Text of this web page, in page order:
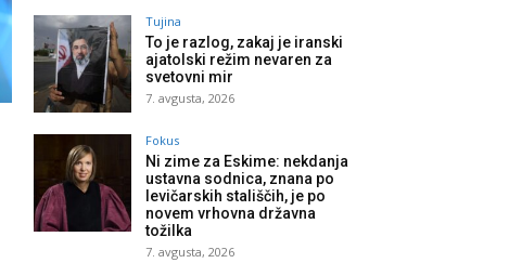
Tujina
To je razlog, zakaj je iranski
ajatolski režim nevaren za
svetovni mir
7. avgusta, 2026
Fokus
Ni zime za Eskime: nekdanja
ustavna sodnica, znana po
levičarskih stališčih, je po
novem vrhovna državna
tožilka
7. avgusta, 2026